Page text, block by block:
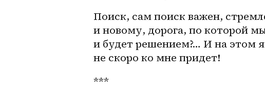
Поиск, сам поиск важен,
и новому, дорога, по которой
и будет решением?… И на этом
не скоро ко мне придет!
***